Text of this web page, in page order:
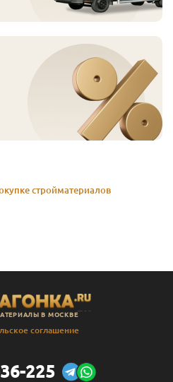
стройматериалов
В МОСКВЕ
соглашение
225